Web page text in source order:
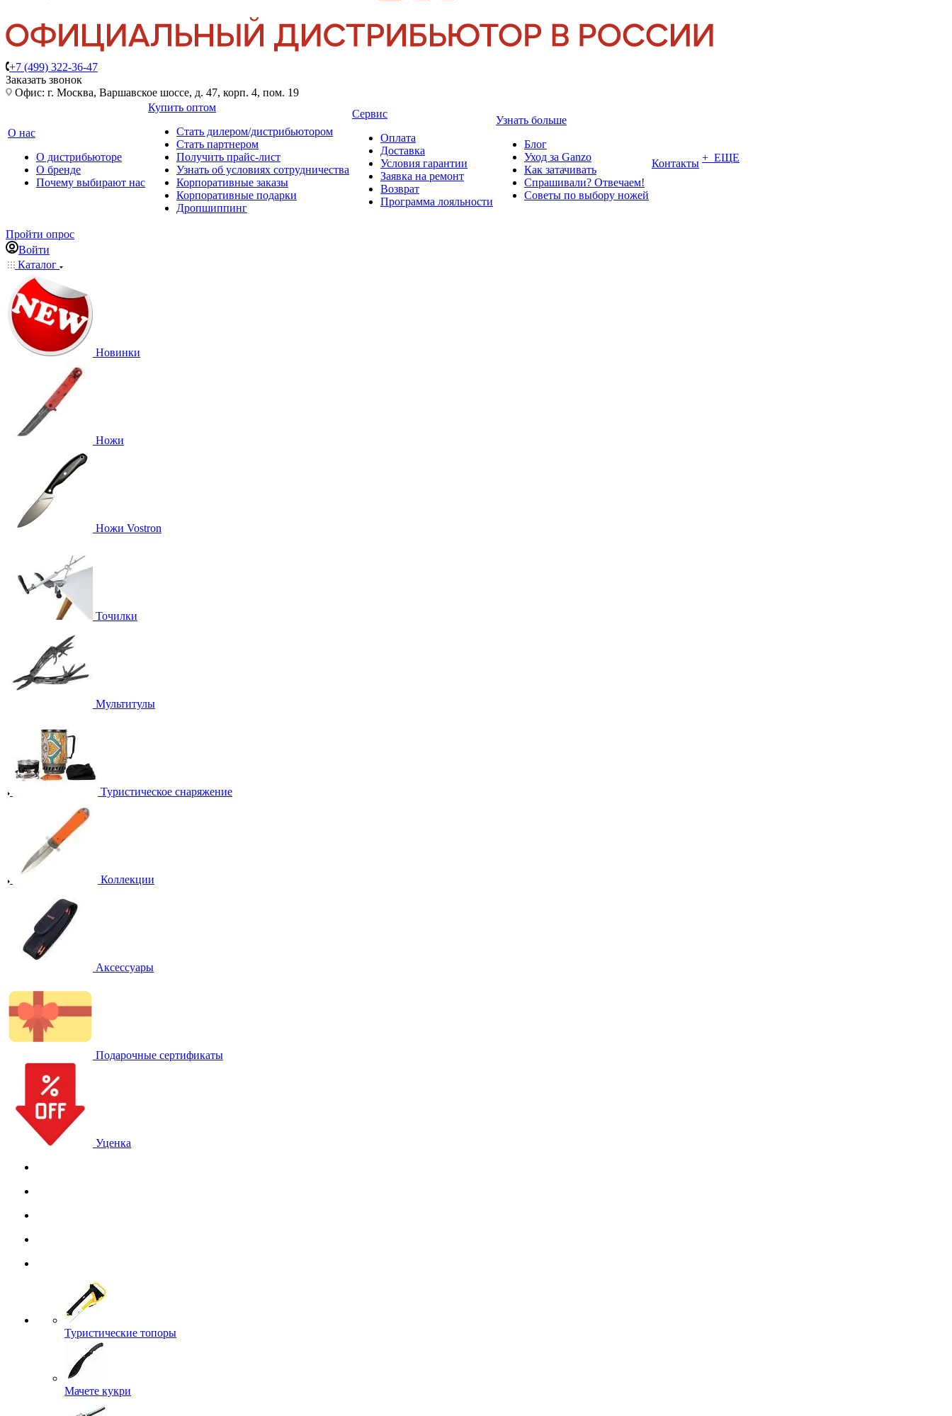
+7 (499) 322-36-47
Заказать звонок
Офис: г. Москва, Варшавское шоссе, д. 47, корп. 4, пом. 19
О нас
О дистрибьюторе
О бренде
Почему выбирают нас
Купить оптом
Стать дилером/дистрибьютором
Стать партнером
Получить прайс-лист
Узнать об условиях сотрудничества
Корпоративные заказы
Корпоративные подарки
Дропшиппинг
Сервис
Оплата
Доставка
Условия гарантии
Заявка на ремонт
Возврат
Программа лояльности
Узнать больше
Блог
Уход за Ganzo
Как затачивать
Спрашивали? Отвечаем!
Советы по выбору ножей
Контакты + ЕЩЕ
Пройти опрос
Войти
Каталог
Новинки
Ножи
Ножи Vostron
Точилки
Мультитулы
Туристическое снаряжение
Коллекции
Аксессуары
Подарочные сертификаты
Уценка
Туристические топоры
Мачете кукри